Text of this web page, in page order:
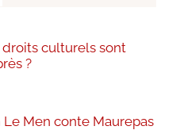
droits culturels sont
?
Le Men conte Maurepas